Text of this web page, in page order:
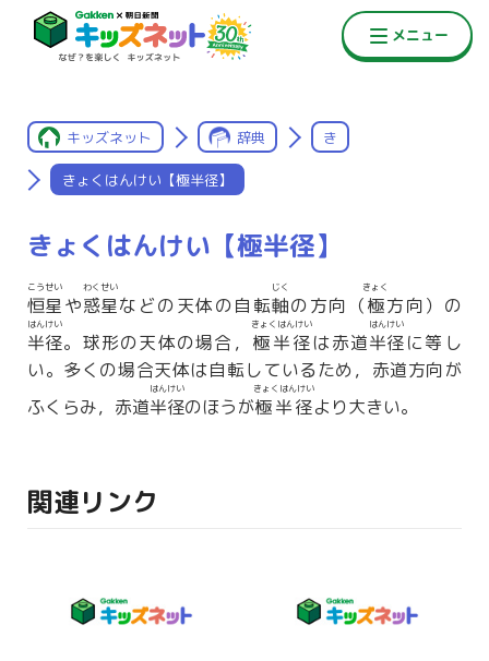
キッズネット 辞典 き
きょくはんけい【極半径】
きょくはんけい【極半径】
恒星
こうせい
や惑星
わくせい
などの天体の自転軸
じく
の方向（極
きょく
方向）の
半径
はんけい
。球形の天体の場合， 極半径
きょくはんけい
は赤道半径
はんけい
に等し
い。多くの場合天体は自転しているため，赤道方向が
ふくらみ，赤道半径
はんけい
のほうが極半径
きょくはんけい
より大きい。
関連リンク